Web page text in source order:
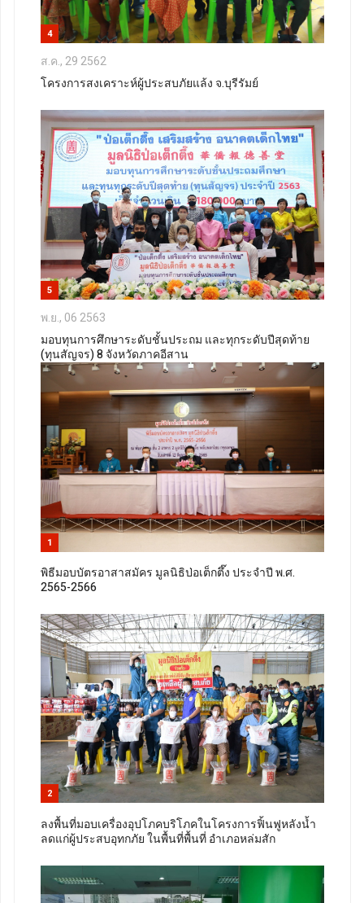
4
ส.ค., 29 2562
โครงการสงเคราะห์ผู้ประสบภัยแล้ง จ.บุรีรัมย์
5
พ.ย., 06 2563
มอบทุนการศึกษาระดับชั้นประถม และทุกระดับปีสุดท้าย
(ทุนสัญจร) 8 จังหวัดภาคอีสาน
1
พิธีมอบบัตรอาสาสมัคร มูลนิธิป่อเต็กตึ๊ง ประจำปี พ.ศ.
2565-2566
2
ลงพื้นที่มอบเครื่องอุปโภคบริโภคในโครงการฟิ้นฟูหลังน้ำ
ลดแก่ผู้ประสบอุทกภัย ในพื้นที่พื้นที่ อำเภอหล่มสัก